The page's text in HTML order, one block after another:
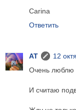
Carina
Ответить
AT
12
Очень люблю
И считаю